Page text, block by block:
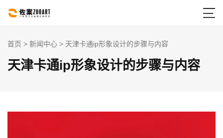

首页 > 新闻中心 > 天津卡通ip形象设计的步骤与内容
天津卡通ip形象设计的步骤与内容